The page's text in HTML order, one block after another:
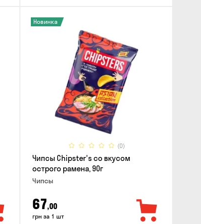
(0)
Новинка
Чипсы Chipster's со вкусом
острого рамена, 90г
Чипсы
67,00
грн за 1 шт